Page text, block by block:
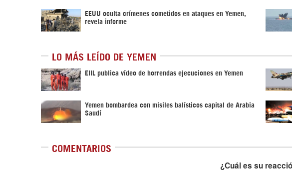
EEUU oculta crímenes cometidos en ataques en Yemen,
revela informe
LO MÁS LEÍDO DE YEMEN
EIIL publica vídeo de horrendas ejecuciones en Yemen
Yemen bombardea con misiles balísticos capital de Arabia
Saudí
COMENTARIOS